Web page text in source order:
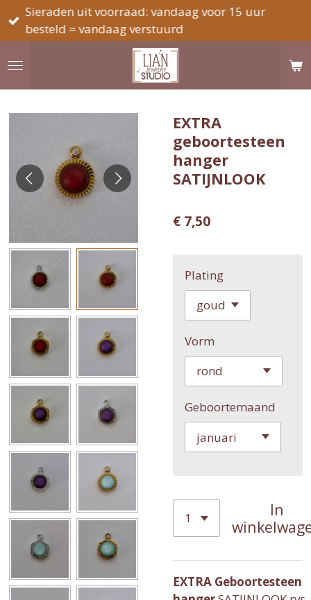
Ga
direct
de
Sieraden uit voorraad: vandaag voor 15 uur
besteld = vandaag verstuurd
EXTRA
geboortesteen
hanger
SATIJNLOOK
€ 7,50
Plating
Vorm
Geboortemaand
In
EXTRA Geboortesteen